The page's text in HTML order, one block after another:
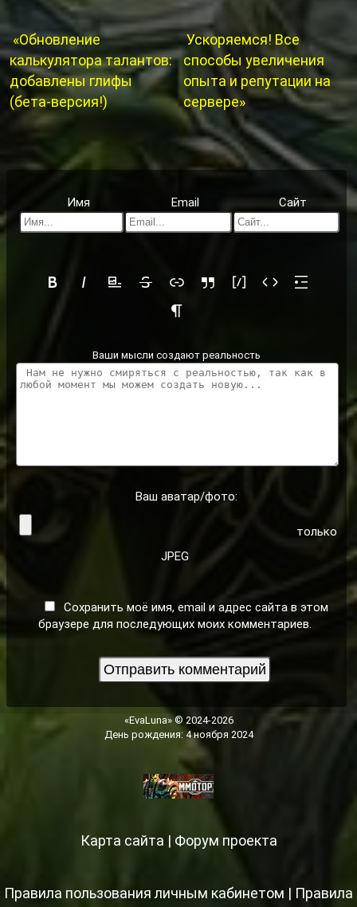
«Обновление
калькулятора талантов:
добавлены глифы
(бета-версия!)
Ускоряемся! Все
способы увеличения
опыта и репутации на
сервере»
Имя Email Сайт
Ваши мысли создают реальность
Ваш аватар/фото:
только
JPEG
Сохранить моё имя, email и адрес сайта в этом
браузере для последующих моих комментариев.
«EvaLuna» © 2024-2026
День рождения: 4 ноября 2024
Карта сайта | Форум проекта
Правила пользования личным кабинетом | Правила